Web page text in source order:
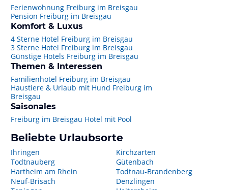
Ferienwohnung Freiburg im Breisgau
Pension Freiburg im Breisgau
Komfort & Luxus
4 Sterne Hotel Freiburg im Breisgau
3 Sterne Hotel Freiburg im Breisgau
Günstige Hotels Freiburg im Breisgau
Themen & Interessen
Familienhotel Freiburg im Breisgau
Haustiere & Urlaub mit Hund Freiburg im
Breisgau
Saisonales
Freiburg im Breisgau Hotel mit Pool
Beliebte Urlaubsorte
Ihringen
Todtnauberg
Hartheim am Rhein
Neuf-Brisach
Kirchzarten
Gütenbach
Todtnau-Brandenberg
Denzlingen